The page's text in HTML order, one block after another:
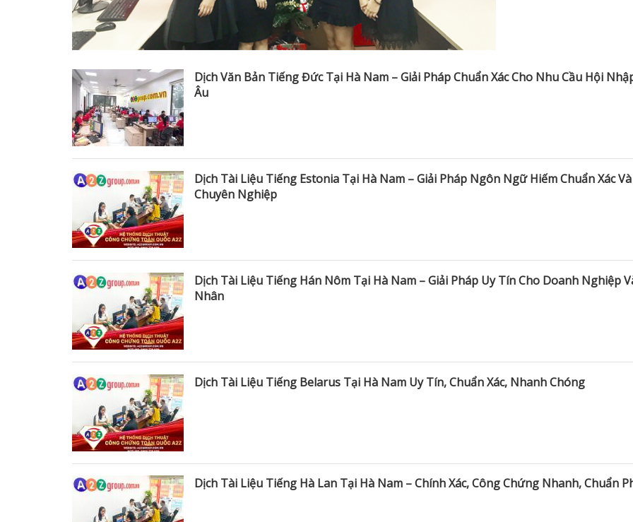
Dịch Văn Bản Tiếng Đức Tại Hà Nam – Giải Pháp Chuẩn Xác Cho Nhu Cầu Hội
Âu
Dịch Tài Liệu Tiếng Estonia Tại Hà Nam – Giải Pháp Ngôn Ngữ Hiếm Chuẩn Xác Và
Chuyên Nghiệp
Dịch Tài Liệu Tiếng Hán Nôm Tại Hà Nam – Giải Pháp Uy Tín Cho Doanh Nghiệp
Nhân
Dịch Tài Liệu Tiếng Belarus Tại Hà Nam Uy Tín, Chuẩn Xác, Nhanh Chóng
Dịch Tài Liệu Tiếng Hà Lan Tại Hà Nam – Chính Xác, Công Chứng Nhanh, Chuẩn